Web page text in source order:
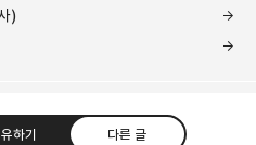
)
하기 다른 글